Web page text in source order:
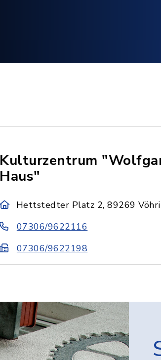
Kulturzentrum
Haus"
Hettstedter Platz 2, 89269
07306/9622116
07306/9622198